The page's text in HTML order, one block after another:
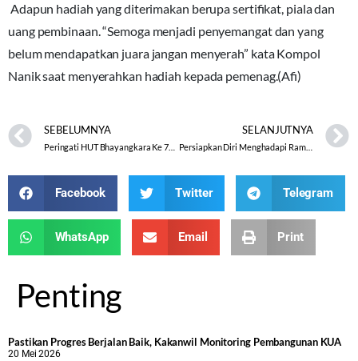
Adapun hadiah yang diterimakan berupa sertifikat, piala dan
uang pembinaan. “Semoga menjadi penyemangat dan yang
belum mendapatkan juara jangan menyerah” kata Kompol
Nanik saat menyerahkan hadiah kepada pemenag.(Afi)
SEBELUMNYA
Peringati HUT Bhayangkara Ke 72, Polresta dan Kemenag Gelar Lomba Menghafal Ayat Suci Al-Qur’an
SELANJUTNYA
Persiapkan Diri Menghadapi Ramadhan
Facebook Twitter Telegram
WhatsApp Email Print
Penting
Pastikan Progres Berjalan Baik, Kakanwil Monitoring Pembangunan KUA
20 Mei 2026